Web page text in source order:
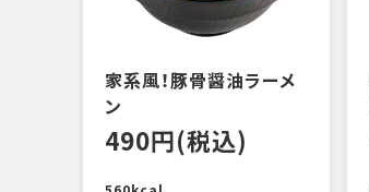
家系風！豚骨醤油ラーメ
ン
490円(税込)